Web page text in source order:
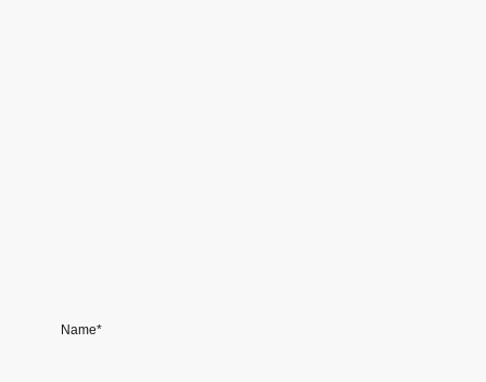
Name*